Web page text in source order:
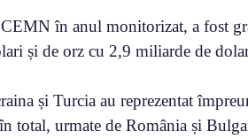
în anul monitorizat, a fost
și de orz cu 2,9 miliarde de
și Turcia au reprezentat
total, urmate de România și